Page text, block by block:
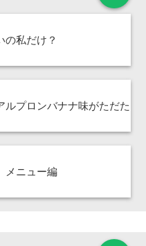
の私だけ？
ルプロンバナナ味がただた
メニュー編